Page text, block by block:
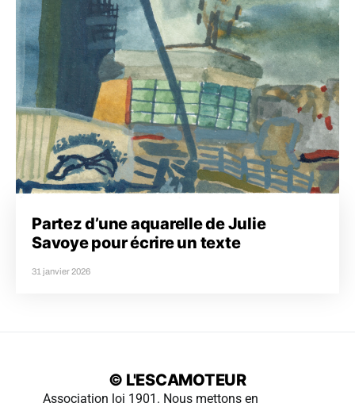
Partez d’une aquarelle de Julie
Savoye pour écrire un texte
31 janvier 2026
© L'ESCAMOTEUR
Association loi 1901. Nous mettons en